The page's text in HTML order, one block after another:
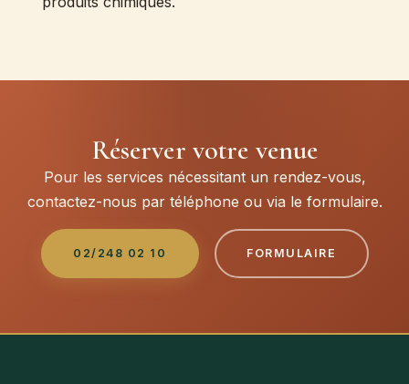
Réserver votre venue
Pour les services nécessitant un rendez-vous,
contactez-nous par téléphone ou via le formulaire.
02/248 02 10 FORMULAIRE